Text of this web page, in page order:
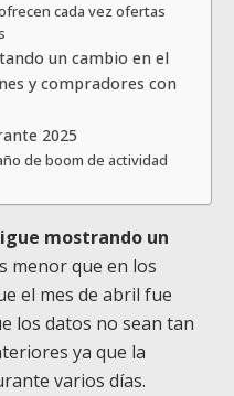
cada vez ofertas
un cambio en el
y compradores con
2025
de boom de actividad
mostrando un
menor que en los
el mes de abril fue
los datos no sean tan
ya que la
varios días.